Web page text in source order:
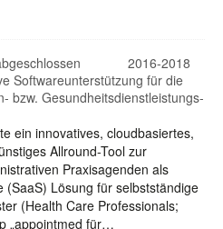
2016-2018
Softwareunterstützung für die
bzw. Gesundheitsdienstleistungs-
ein innovatives, cloudbasiertes,
Allround-Tool zur
Praxisagenden als
(SaaS) Lösung für selbstständige
(Health Care Professionals;
„appointmed für…